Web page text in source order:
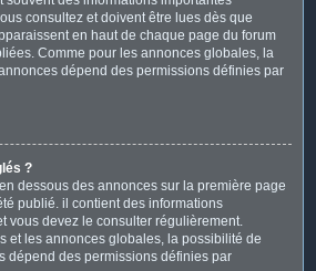
consultez et doivent être lues dès que
en haut de chaque page du forum
Comme pour les annonces globales, la
dépend des permissions définies par
?
dessous des annonces sur la première page
publié. il contient des informations
vous devez le consulter régulièrement.
et les annonces globales, la possibilité de
dépend des permissions définies par